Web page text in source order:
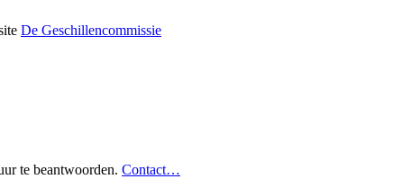
De Geschillencommissie
te beantwoorden. Contact…